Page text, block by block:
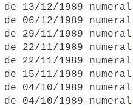
13/12/1989 numeral
06/12/1989 numeral
29/11/1989 numeral
22/11/1989 numeral
22/11/1989 numeral
15/11/1989 numeral
04/10/1989 numeral
04/10/1989 numeral